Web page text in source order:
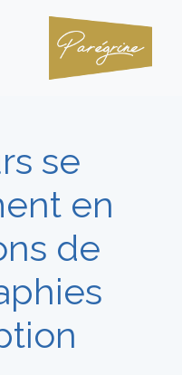
se
en
de